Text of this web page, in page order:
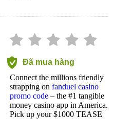
Đã mua hàng
Connect the millions friendly
strapping on fanduel casino
promo code – the #1 tangible
money casino app in America.
Pick up your $1000 TEASE